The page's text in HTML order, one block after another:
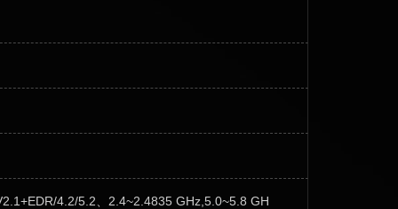
4.2/5.2、2.4~2.4835 GHz,5.0~5.8 GH